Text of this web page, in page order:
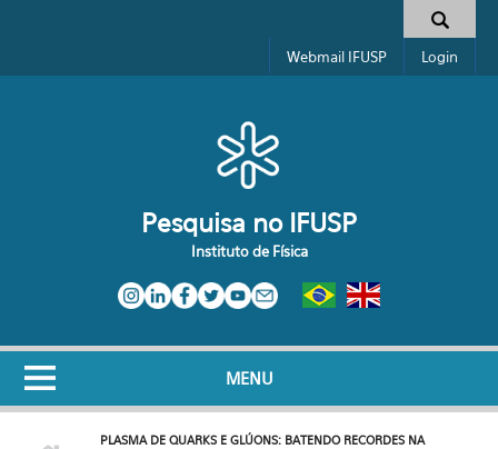
Formulário de busca
Webmail IFUSP Login
Pesquisa no IFUSP
Instituto de Física
MENU
PLASMA DE QUARKS E GLÚONS: BATENDO RECORDES NA